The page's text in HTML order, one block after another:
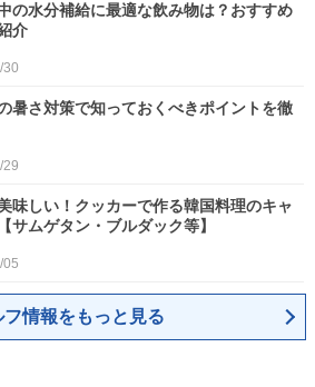
の水分補給に最適な飲み物は？おすすめ
介
30
暑さ対策で知っておくべきポイントを徹
29
味しい！クッカーで作る韓国料理のキャ
サムゲタン・ブルダック等】
05
フ情報をもっと見る